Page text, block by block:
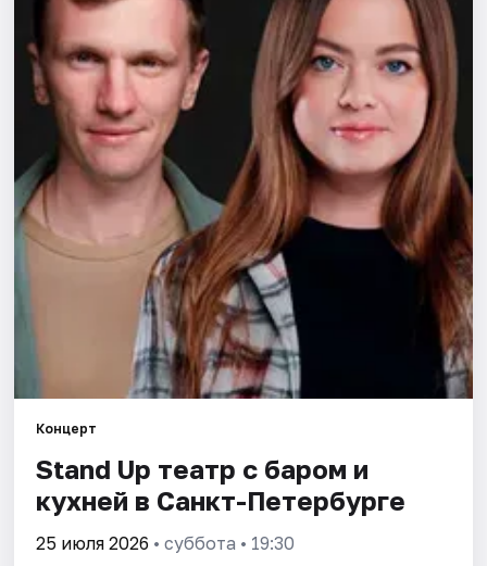
Города
Площадки
Артисты
Рейтинги
Концерт
Stand Up театр с баром и
кухней в Санкт-Петербурге
25 июля 2026 • суббота • 19:30